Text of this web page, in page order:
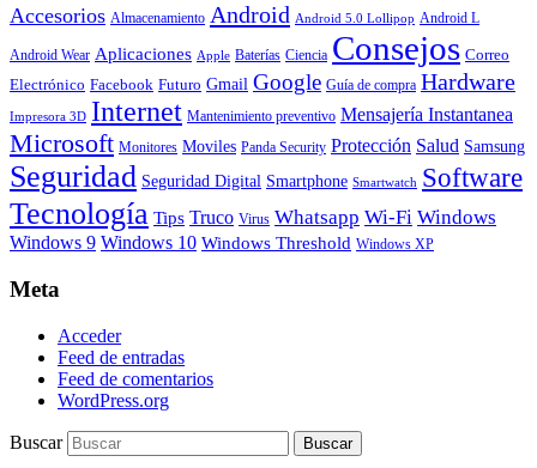
Accesorios Almacenamiento Android Android 5.0 Lollipop Android L
Android Wear Aplicaciones Apple Baterías Ciencia Consejos Correo
Electrónico Facebook Futuro Gmail Google Guía de compra Hardware
Impresora 3D Internet Mantenimiento preventivo Mensajería Instantanea
Microsoft Monitores Moviles Panda Security Protección Salud Samsung
Seguridad Seguridad Digital Smartphone Smartwatch Software
Tecnología Tips Truco Virus Whatsapp Wi-Fi Windows
Windows 9 Windows 10 Windows Threshold Windows XP
Meta
Acceder
Feed de entradas
Feed de comentarios
WordPress.org
Buscar